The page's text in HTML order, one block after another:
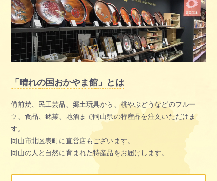
「晴れの国おかやま館」とは
備前焼、民工芸品、郷土玩具から、桃やぶどうなどのフルー
ツ、食品、銘菓、地酒まで岡山県の特産品を注文いただけま
す。
岡山市北区表町に直営店もございます。
岡山の人と自然に育まれた特産品をお届けします。